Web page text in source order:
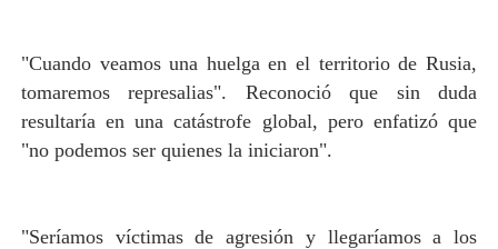
"Cuando veamos una huelga en el territorio de Rusia,
tomaremos represalias". Reconoció que sin duda
resultaría en una catástrofe global, pero enfatizó que
"no podemos ser quienes la iniciaron".
"Seríamos víctimas de agresión y llegaríamos a los